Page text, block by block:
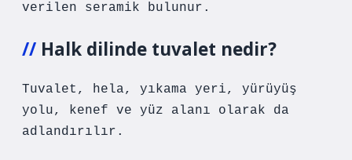
verilen seramik bulunur.
Halk dilinde tuvalet nedir?
Tuvalet, hela, yıkama yeri, yürüyüş
yolu, kenef ve yüz alanı olarak da
adlandırılır.